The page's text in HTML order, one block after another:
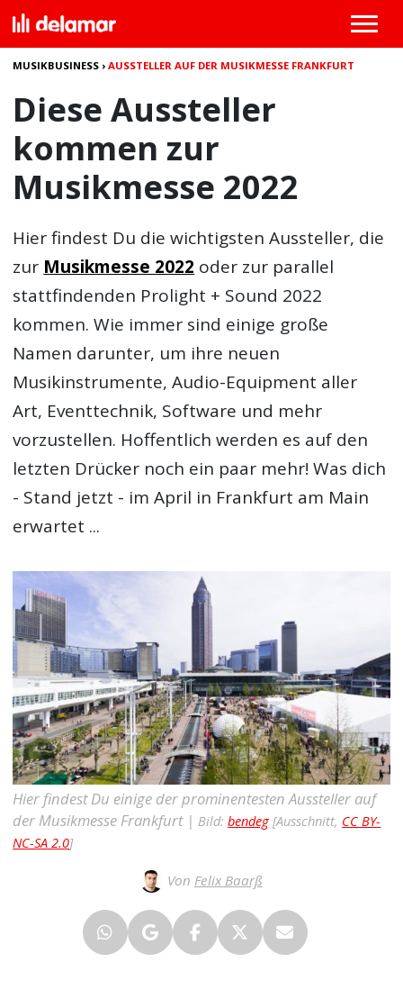
MUSIKBUSINESS ›AUSSTELLER AUF DER MUSIKMESSE FRANKFURT
Diese Aussteller
kommen zur
Musikmesse 2022
Hier findest Du die wichtigsten Aussteller, die
zur Musikmesse 2022 oder zur parallel
stattfindenden Prolight + Sound 2022
kommen. Wie immer sind einige große
Namen darunter, um ihre neuen
Musikinstrumente, Audio-Equipment aller
Art, Eventtechnik, Software und mehr
vorzustellen. Hoffentlich werden es auf den
letzten Drücker noch ein paar mehr! Was dich
- Stand jetzt - im April in Frankfurt am Main
erwartet ...
Hier findest Du einige der prominentesten Aussteller auf
der Musikmesse Frankfurt |Bild:bendeg [Ausschnitt, CC BY-
NC-SA 2.0]
Von Felix Baarß